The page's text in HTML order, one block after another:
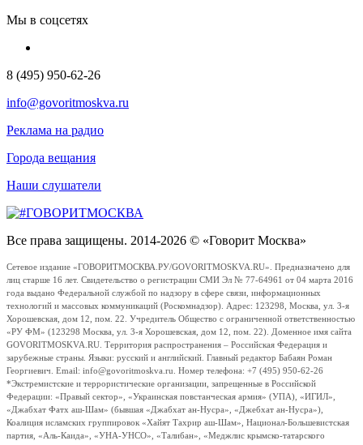
Мы в соцсетях
8 (495) 950-62-26
info@govoritmoskva.ru
Реклама на радио
Города вещания
Наши слушатели
Все права защищены. 2014-2026 © «Говорит Москва»
Сетевое издание «ГОВОРИТМОСКВА.РУ/GOVORITMOSKVA.RU». Предназначено для
лиц старше 16 лет. Свидетельство о регистрации СМИ Эл № 77-64961 от 04 марта 2016
года выдано Федеральной службой по надзору в сфере связи, информационных
технологий и массовых коммуникаций (Роскомнадзор). Адрес: 123298, Москва, ул. 3-я
Хорошевская, дом 12, пом. 22. Учредитель Общество с ограниченной ответственностью
«РУ ФМ» (123298 Москва, ул. 3-я Хорошевская, дом 12, пом. 22). Доменное имя сайта
GOVORITMOSKVA.RU. Территория распространения – Российская Федерация и
зарубежные страны. Языки: русский и английский. Главный редактор Бабаян Роман
Георгиевич. Email: info@govoritmoskva.ru. Номер телефона: +7 (495) 950-62-26
*Экстремистские и террористические организации, запрещенные в Российской
Федерации: «Правый сектор», «Украинская повстанческая армия» (УПА), «ИГИЛ»,
«Джабхат Фатх аш-Шам» (бывшая «Джабхат ан-Нусра», «Джебхат ан-Нусра»),
Коалиция исламских группировок «Хайят Тахрир аш-Шам», Национал-Большевистская
партия, «Аль-Каида», «УНА-УНСО», «Талибан», «Меджлис крымско-татарского